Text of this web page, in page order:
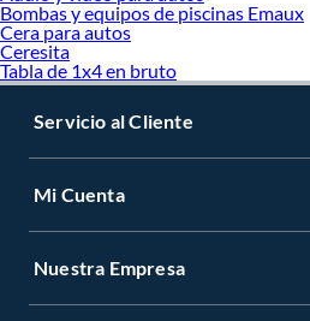
Bombas y equipos de piscinas Emaux
Cera para autos
Ceresita
Tabla de 1x4 en bruto
Servicio al Cliente
Mi Cuenta
Nuestra Empresa